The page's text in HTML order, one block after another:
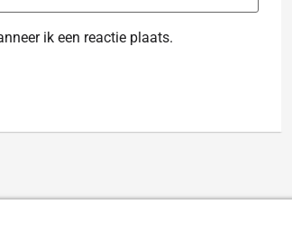
ik een reactie plaats.